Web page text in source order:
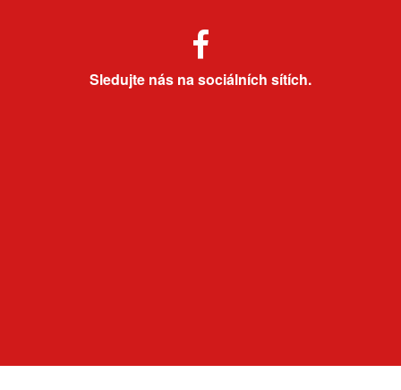
Sledujte nás na sociálních sítích.